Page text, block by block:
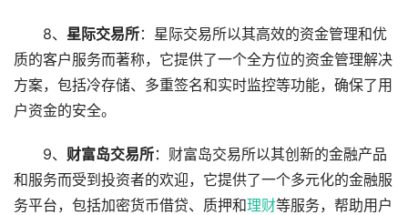
8、 星际交易所：星际交易所以其高效的资金管理和优
质的客户服务而著称，它提供了一个全方位的资金管理解决
方案，包括冷存储、多重签名和实时监控等功能，确保了用
户资金的安全。
9、 财富岛交易所：财富岛交易所以其创新的金融产品
和服务而受到投资者的欢迎，它提供了一个多元化的金融服
务平台，包括加密货币借贷、质押和理财等服务，帮助用户